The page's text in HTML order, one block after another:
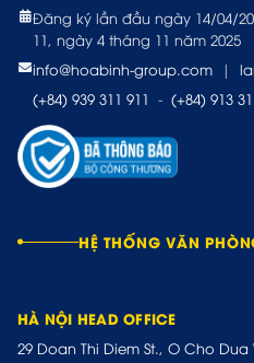
Đăng ký lần đầu ngày 14/04/
11, ngày 4 tháng 11 năm 2025
info@hoabinh-group.com
|
(+84) 939 311 911 - (+84) 913
HỆ THỐNG VĂN
HÀ NỘI HEAD OFFICE
29 Doan Thi Diem St., O Cho